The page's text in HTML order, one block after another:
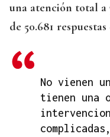
una atención total a
de 50.681
No vienen
tienen una